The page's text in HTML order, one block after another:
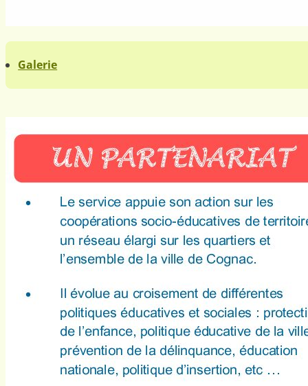
Galerie